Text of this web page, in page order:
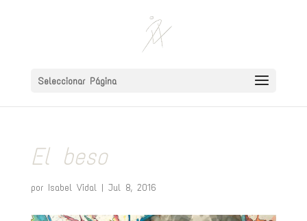
Seleccionar Página
El beso
por Isabel Vidal| Jul 8, 2016